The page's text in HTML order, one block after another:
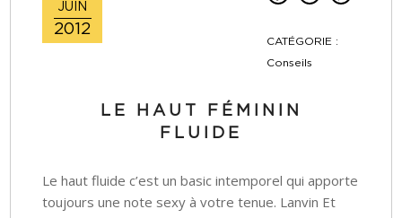
JUIN
2012
CATÉGORIE :
Conseils
LE HAUT FÉMININ
FLUIDE
Le haut fluide c’est un basic intemporel qui apporte
toujours une note sexy à votre tenue. Lanvin Et